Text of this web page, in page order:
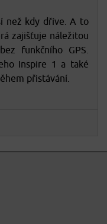
než kdy dříve. A to
zajišťuje náležitou
funkčního GPS.
Inspire 1 a také
přistávání.